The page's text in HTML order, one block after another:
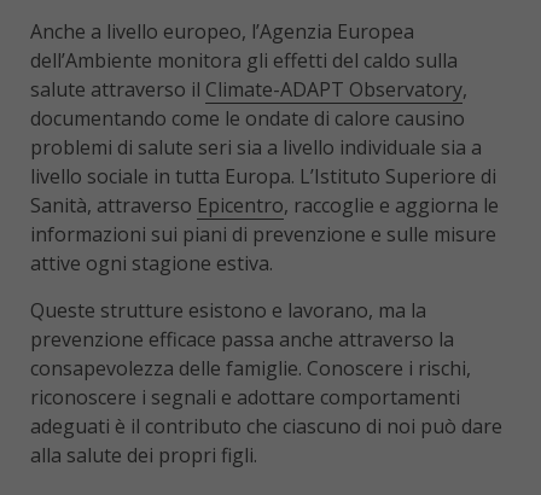
Anche a livello europeo, l’Agenzia Europea
dell’Ambiente monitora gli effetti del caldo sulla
salute attraverso il Climate-ADAPT Observatory,
documentando come le ondate di calore causino
problemi di salute seri sia a livello individuale sia a
livello sociale in tutta Europa. L’Istituto Superiore di
Sanità, attraverso Epicentro, raccoglie e aggiorna le
informazioni sui piani di prevenzione e sulle misure
attive ogni stagione estiva.
Queste strutture esistono e lavorano, ma la
prevenzione efficace passa anche attraverso la
consapevolezza delle famiglie. Conoscere i rischi,
riconoscere i segnali e adottare comportamenti
adeguati è il contributo che ciascuno di noi può dare
alla salute dei propri figli.